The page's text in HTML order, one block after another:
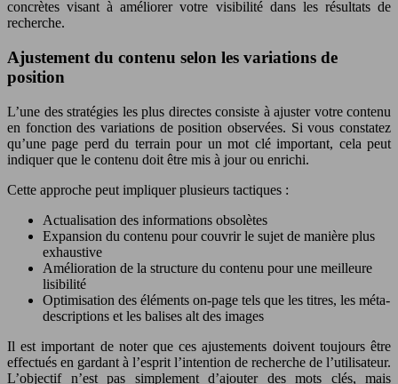
concrètes visant à améliorer votre visibilité dans les résultats de
recherche.
Ajustement du contenu selon les variations de
position
L’une des stratégies les plus directes consiste à ajuster votre contenu
en fonction des variations de position observées. Si vous constatez
qu’une page perd du terrain pour un mot clé important, cela peut
indiquer que le contenu doit être mis à jour ou enrichi.
Cette approche peut impliquer plusieurs tactiques :
Actualisation des informations obsolètes
Expansion du contenu pour couvrir le sujet de manière plus
exhaustive
Amélioration de la structure du contenu pour une meilleure
lisibilité
Optimisation des éléments on-page tels que les titres, les méta-
descriptions et les balises alt des images
Il est important de noter que ces ajustements doivent toujours être
effectués en gardant à l’esprit l’intention de recherche de l’utilisateur.
L’objectif n’est pas simplement d’ajouter des mots clés, mais